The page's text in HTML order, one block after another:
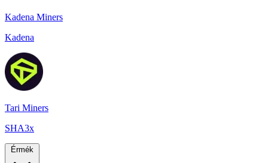
Kadena Miners
Kadena
Tari Miners
SHA3x
Érmék